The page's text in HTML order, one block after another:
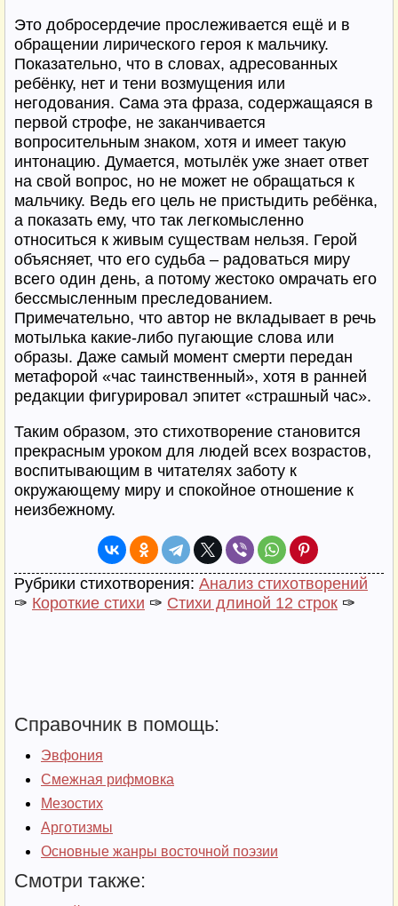
Это добросердечие прослеживается ещё и в
обращении лирического героя к мальчику.
Показательно, что в словах, адресованных
ребёнку, нет и тени возмущения или
негодования. Сама эта фраза, содержащаяся в
первой строфе, не заканчивается
вопросительным знаком, хотя и имеет такую
интонацию. Думается, мотылёк уже знает ответ
на свой вопрос, но не может не обращаться к
мальчику. Ведь его цель не пристыдить ребёнка,
а показать ему, что так легкомысленно
относиться к живым существам нельзя. Герой
объясняет, что его судьба – радоваться миру
всего один день, а потому жестоко омрачать его
бессмысленным преследованием.
Примечательно, что автор не вкладывает в речь
мотылька какие-либо пугающие слова или
образы. Даже самый момент смерти передан
метафорой «час таинственный», хотя в ранней
редакции фигурировал эпитет «страшный час».
Таким образом, это стихотворение становится
прекрасным уроком для людей всех возрастов,
воспитывающим в читателях заботу к
окружающему миру и спокойное отношение к
неизбежному.
Рубрики стихотворения: Анализ стихотворений
✑ Короткие стихи ✑ Стихи длиной 12 строк ✑
Справочник в помощь:
Эвфония
Смежная рифмовка
Мезостих
Арготизмы
Основные жанры восточной поэзии
Смотри также: